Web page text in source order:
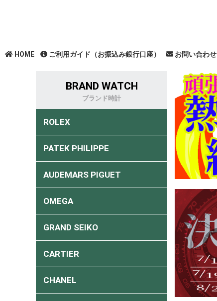
HOME ご利用ガイド（お振込み銀行口座） お問い合わせ
BRAND WATCH
ブランド時計
ROLEX
PATEK PHILIPPE
AUDEMARS PIGUET
OMEGA
GRAND SEIKO
CARTIER
CHANEL